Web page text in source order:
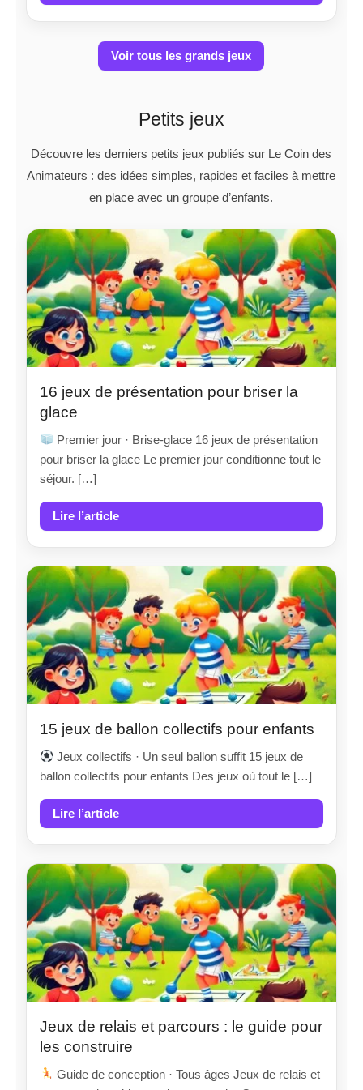
Voir tous les grands jeux
Petits jeux
Découvre les derniers petits jeux publiés sur Le Coin des
Animateurs : des idées simples, rapides et faciles à mettre
en place avec un groupe d’enfants.
16 jeux de présentation pour briser la
glace
Premier jour · Brise-glace 16 jeux de présentation
pour briser la glace Le premier jour conditionne tout le
séjour. […]
Lire l’article
15 jeux de ballon collectifs pour enfants
Jeux collectifs · Un seul ballon suffit 15 jeux de
ballon collectifs pour enfants Des jeux où tout le […]
Lire l’article
Jeux de relais et parcours : le guide pour
les construire
Guide de conception · Tous âges Jeux de relais et